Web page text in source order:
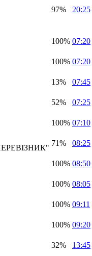
97% 20:25
100% 07:20
100% 07:20
13% 07:45
52% 07:25
100% 07:10
71% 08:25
100% 08:50
100% 08:05
100% 09:11
100% 09:20
32% 13:45